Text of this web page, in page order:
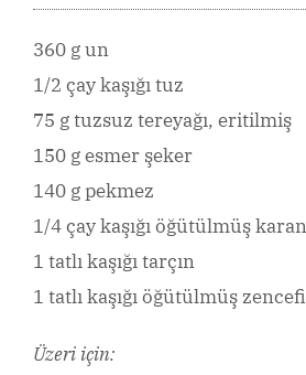
360 g un
1/2 çay kaşığı tuz
75 g tuzsuz tereyağı, eritilmiş
150 g esmer şeker
140 g pekmez
1/4 çay kaşığı öğütülmüş
1 tatlı kaşığı tarçın
1 tatlı kaşığı öğütülmüş
Üzeri için: